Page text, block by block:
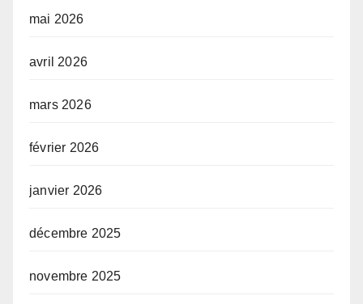
mai 2026
avril 2026
mars 2026
février 2026
janvier 2026
décembre 2025
novembre 2025